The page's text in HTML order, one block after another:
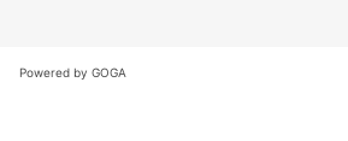
Powered by GOGA